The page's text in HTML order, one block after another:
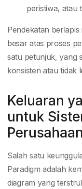
peristiwa, atau
Pendekatan
besar atas proses
satu petunjuk, yang
konsisten atau tidak
Keluaran
untuk
Salah satu
Paradigm adalah
diagram yang